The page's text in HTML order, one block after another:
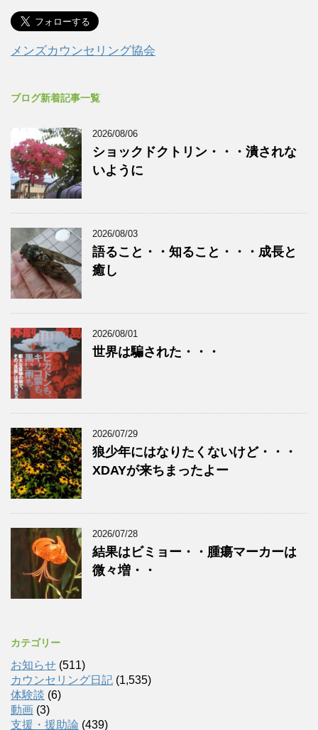
メンズカウンセリング協会
ブログ新着記事一覧
2026/08/06
ショックドクトリン・・・潰されな
いように
2026/08/03
語ること・・知ること・・・成長と
癒し
2026/08/01
世界は騙された・・・
2026/07/29
狼少年にはなりたくないけど・・・
XDAYが来ちまったよー
2026/07/28
結果はビミョー・・腫瘍マーカーは
微々増・・
カテゴリー
お知らせ (511)
カウンセリング日記 (1,535)
体験談 (6)
動画 (3)
支援・援助論 (439)